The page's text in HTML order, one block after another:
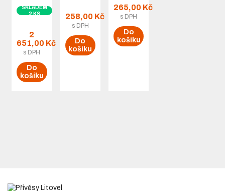
SKLADEM
2 KS
2
651,00 Kč
s DPH
Do
košíku
258,00 Kč
s DPH
Do
košíku
265,00 Kč
s DPH
Do
košíku